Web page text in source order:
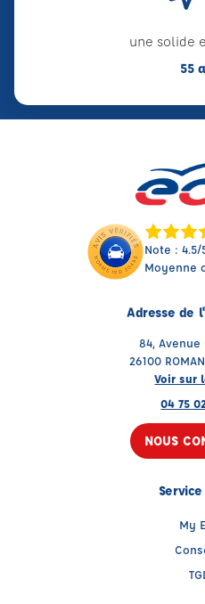
une solide
55
Note : 4.5/
Moyenne
Adresse de
84,
26100
Voir sur
04 75
NOUS
My